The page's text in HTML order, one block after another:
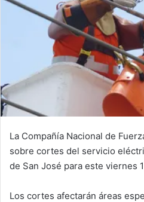
La Compañía Nacional de
sobre cortes del servicio
de San José para este viernes
Los cortes afectarán áreas